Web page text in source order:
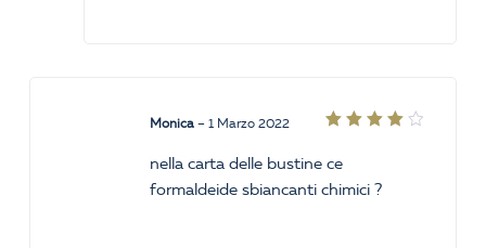
4
5
Monica – 1 Marzo 2022
nella carta delle bustine ce
formaldeide sbiancanti chimici ?